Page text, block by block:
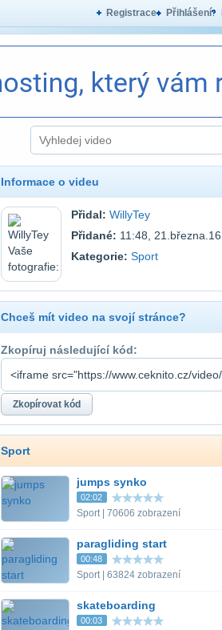
Registrace Přihlášení
Informace o videu
Přidal: WillyTey
Přidané: 11:48, 21.března.16
Kategorie: Sport
Chceš mít video na svojí stránce?
Zkopíruj následující kód:
Sport
jumps synko
02:02
Sport | 70606 zobrazení
paragliding start
00:48
Sport | 63824 zobrazení
skateboarding
00:03